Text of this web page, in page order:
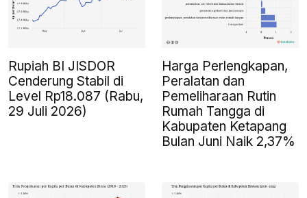
Rupiah BI JISDOR
Cenderung Stabil di
Level Rp18.087 (Rabu,
29 Juli 2026)
Harga Perlengkapan,
Peralatan dan
Pemeliharaan Rutin
Rumah Tangga di
Kabupaten Ketapang
Bulan Juni Naik 2,37%